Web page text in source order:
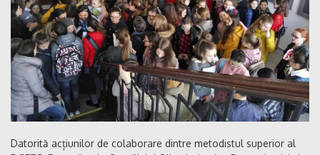
Datorită acțiunilor de colaborare dintre metodistul superior al